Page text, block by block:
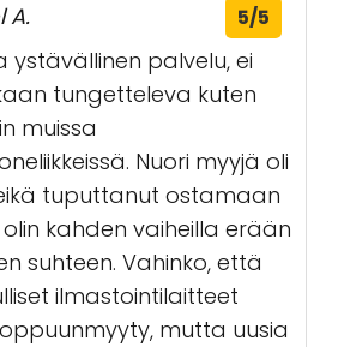
A. 5/5
ystävällinen palvelu, ei
tungetteleva kuten
muissa
Nuori myyjä oli
tuputtanut ostamaan
kahden vaiheilla erään
suhteen. Vahinko, että
ilmastointilaitteet
mutta uusia